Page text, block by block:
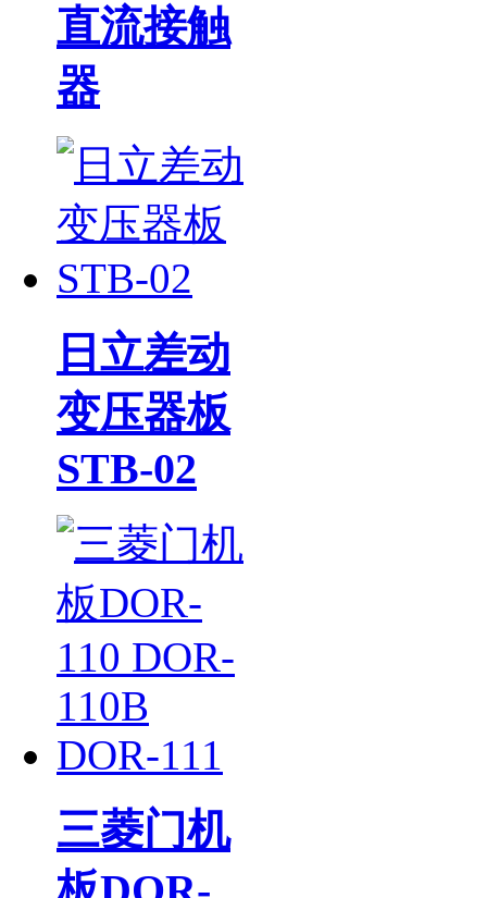
直流接触
器
日立差动
变压器板
STB-02
三菱门机